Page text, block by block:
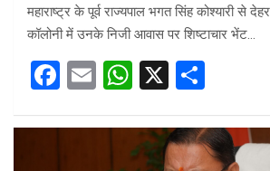
महाराष्ट्र के पूर्व राज्यपाल भगत सिंह कोश्यारी से
कॉलोनी में उनके निजी आवास पर शिष्टाचार भेंट…
F
ce
E
ail
W
at
s
X
ar
e